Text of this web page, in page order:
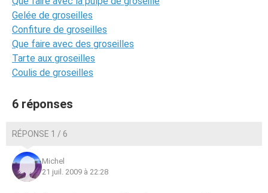
Gelée de groseilles
Confiture de groseilles
Que faire avec des groseilles
Tarte aux groseilles
Coulis de groseilles
6 réponses
RÉPONSE 1 / 6
Michel
21 juil. 2009 à 22:28